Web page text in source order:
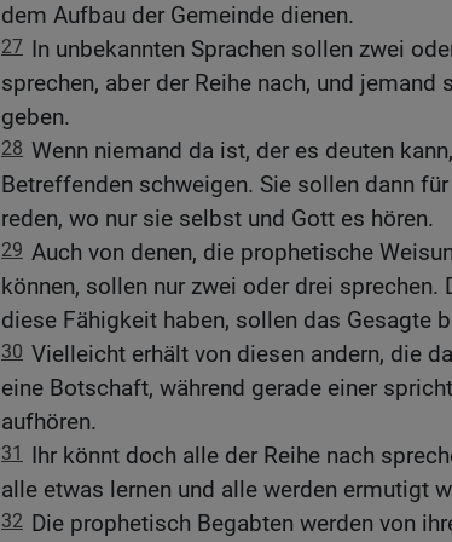
dem Aufbau der Gemeinde dienen.
27 In unbekannten Sprachen sollen zwei
sprechen, aber der Reihe nach, und jemand
geben.
28 Wenn niemand da ist, der es deuten
Betreffenden schweigen. Sie sollen dann
reden, wo nur sie selbst und Gott es hören.
29 Auch von denen, die prophetische
können, sollen nur zwei oder drei sprechen.
diese Fähigkeit haben, sollen das Gesagte
30 Vielleicht erhält von diesen andern, die
eine Botschaft, während gerade einer
aufhören.
31
Ihr könnt doch alle der Reihe nach
alle etwas lernen und alle werden ermutigt
32 Die prophetisch Begabten werden von